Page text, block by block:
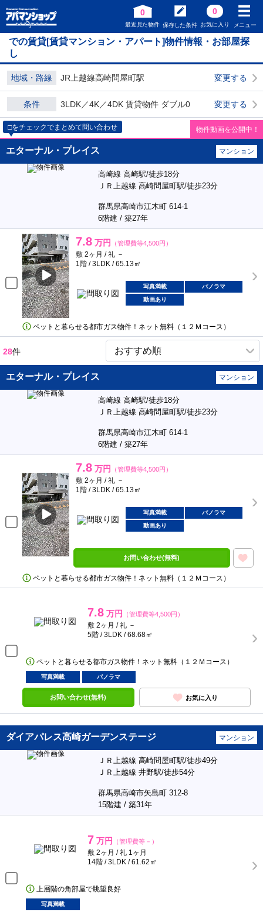
0
最近見た物件 保存した条件
0
お気に入り メニュー
での賃貸[賃貸マンション・アパート]物件情報・お部屋探
し
地域・路線 JR上越線高崎問屋町駅 変更する
条件 3LDK／4K／4DK 賃貸物件 ダブル0 変更する
□をチェックでまとめて問い合わせ 物件動画を公開中！
エターナル・プレイス マンション
高崎線 高崎駅/徒歩18分
ＪＲ上越線 高崎問屋町駅/徒歩23分
群馬県高崎市江木町 614-1
6階建 / 築27年
7.8 万円 （管理費等4,500円）
敷 2ヶ月 / 礼 －
1階 / 3LDK / 65.13㎡
写真満載
パノラマ
動画あり
ペットと暮らせる都市ガス物件！ネット無料（１２Ｍコース）
28件
エターナル・プレイス マンション
高崎線 高崎駅/徒歩18分
ＪＲ上越線 高崎問屋町駅/徒歩23分
群馬県高崎市江木町 614-1
6階建 / 築27年
7.8 万円 （管理費等4,500円）
敷 2ヶ月 / 礼 －
1階 / 3LDK / 65.13㎡
写真満載
パノラマ
動画あり
お問い合わせ(無料)
ペットと暮らせる都市ガス物件！ネット無料（１２Ｍコース）
7.8 万円 （管理費等4,500円）
敷 2ヶ月 / 礼 －
5階 / 3LDK / 68.68㎡
ペットと暮らせる都市ガス物件！ネット無料（１２Ｍコース）
写真満載 パノラマ
お問い合わせ(無料) お気に入り
ダイアパレス高崎ガーデンステージ マンション
ＪＲ上越線 高崎問屋町駅/徒歩49分
ＪＲ上越線 井野駅/徒歩54分
群馬県高崎市矢島町 312-8
15階建 / 築31年
7 万円 （管理費等－）
敷 2ヶ月 / 礼 1ヶ月
14階 / 3LDK / 61.62㎡
上層階の角部屋で眺望良好
写真満載